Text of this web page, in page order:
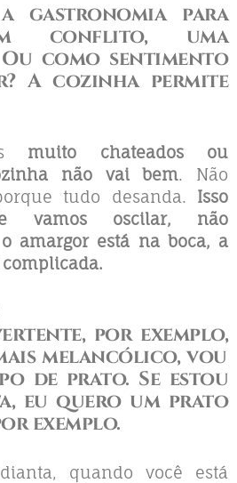
gastronomia para
conflito, uma
como sentimento
A cozinha permite
muito chateados ou
não vai bem. Não
tudo desanda. Isso
vamos oscilar, não
amargor está na boca, a
complicada.
por exemplo,
melancólico, vou
de prato. Se estou
eu quero um prato
exemplo.
quando você está